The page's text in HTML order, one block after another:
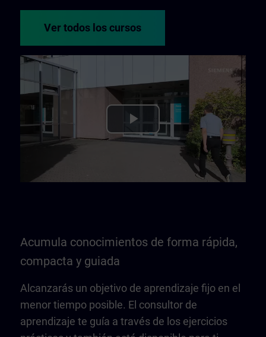
Ver todos los cursos
Play
Acumula conocimientos de forma rápida,
compacta y guiada
Alcanzarás un objetivo de aprendizaje fijo en el
menor tiempo posible. El consultor de
aprendizaje te guía a través de los ejercicios